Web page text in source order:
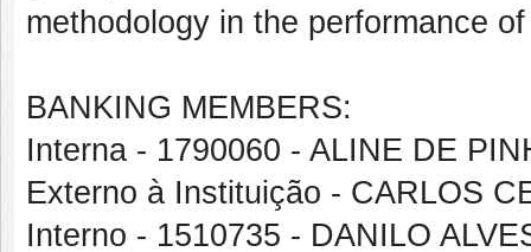
methodology in the performance
BANKING MEMBERS:
Interna - 1790060 - ALINE DE
Externo à Instituição - CARLOS
Interno - 1510735 - DANILO